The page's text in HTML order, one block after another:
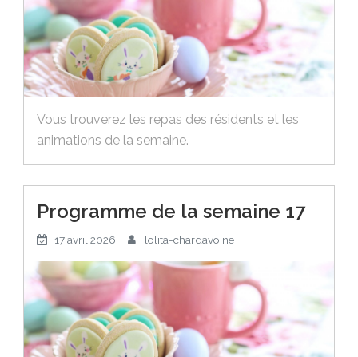
Vous trouverez les repas des résidents et les
animations de la semaine.
Programme de la semaine 17
17 avril 2026 lolita-chardavoine